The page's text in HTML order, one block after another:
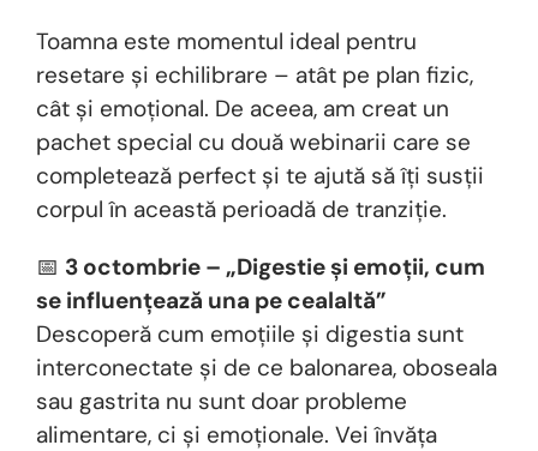
Toamna este momentul ideal pentru
resetare și echilibrare – atât pe plan fizic,
cât și emoțional. De aceea, am creat un
pachet special cu două webinarii care se
completează perfect și te ajută să îți susții
corpul în această perioadă de tranziție.
📅 3 octombrie – „Digestie și emoții, cum
se influențează una pe cealaltă”
Descoperă cum emoțiile și digestia sunt
interconectate și de ce balonarea, oboseala
sau gastrita nu sunt doar probleme
alimentare, ci și emoționale. Vei învăța